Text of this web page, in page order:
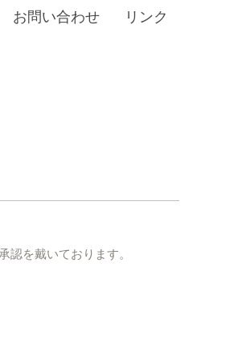
お問い合わせ リンク
を戴いております。